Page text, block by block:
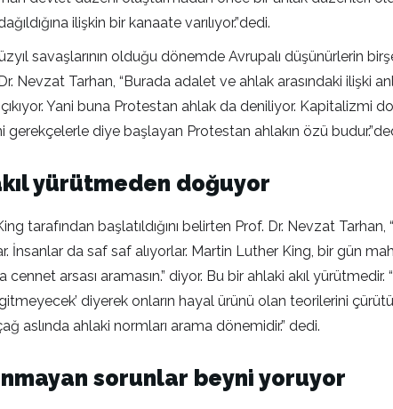
ilişkin bir kanaate varılıyor.”dedi.
savaşlarının olduğu dönemde Avrupalı düşünürlerin
Nevzat Tarhan, “Burada adalet ve ahlak arasındaki ilişki
Yani buna Protestan ahlak da deniliyor. Kapitalizmi
diye başlayan Protestan ahlakın özü
yürütmeden doğuyor
tarafından başlatıldığını belirten Prof. Dr. Nevzat
İnsanlar da saf saf alıyorlar. Martin Luther King, bir gün
arsası aramasın.” diyor. Bu bir ahlaki akıl
diyerek onların hayal ürünü olan teorilerini
aslında ahlaki normları arama dönemidir.” dedi.
sorunlar beyni yoruyor